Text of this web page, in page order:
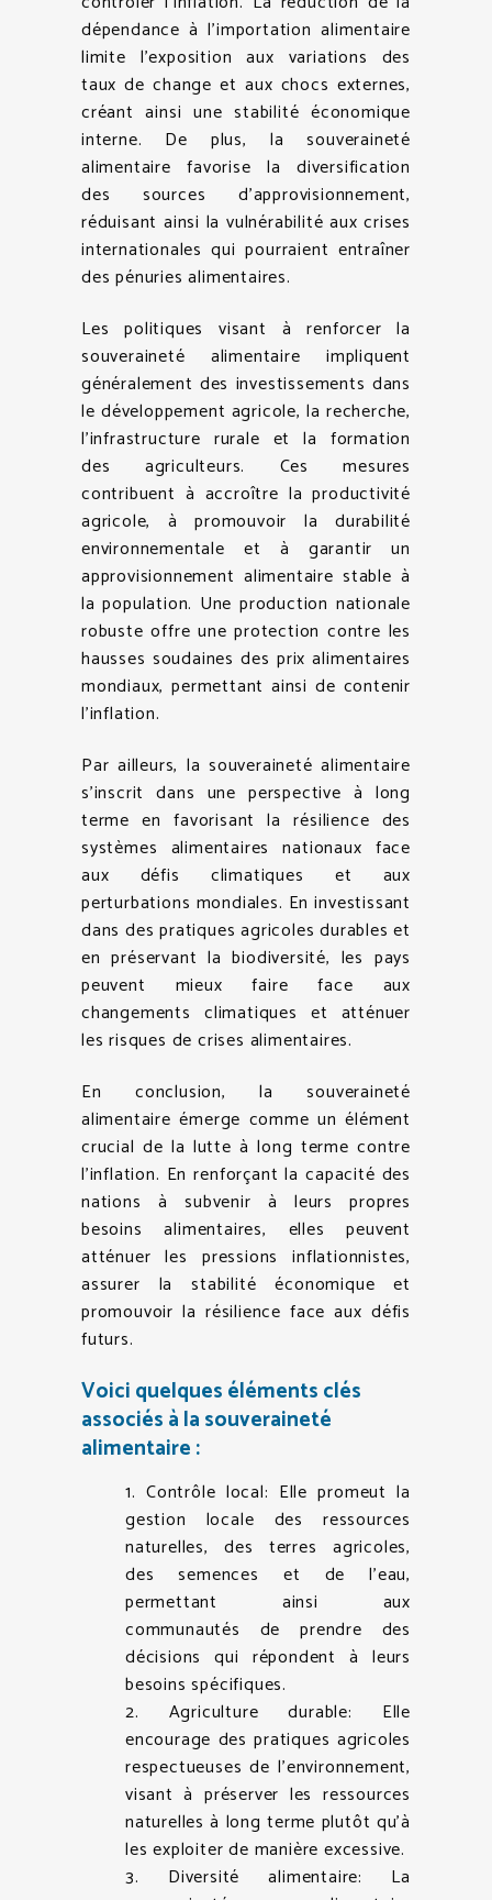
dépendance à l’importation alimentaire
limite l’exposition aux variations des
taux de change et aux chocs externes,
créant ainsi une stabilité économique
interne. De plus, la souveraineté
alimentaire favorise la diversification
des sources d’approvisionnement,
réduisant ainsi la vulnérabilité aux crises
internationales qui pourraient entraîner
des pénuries alimentaires.
Les politiques visant à renforcer la
souveraineté alimentaire impliquent
généralement des investissements dans
le développement agricole, la recherche,
l’infrastructure rurale et la formation
des agriculteurs. Ces mesures
contribuent à accroître la productivité
agricole, à promouvoir la durabilité
environnementale et à garantir un
approvisionnement alimentaire stable à
la population. Une production nationale
robuste offre une protection contre les
hausses soudaines des prix alimentaires
mondiaux, permettant ainsi de contenir
l’inflation.
Par ailleurs, la souveraineté alimentaire
s’inscrit dans une perspective à long
terme en favorisant la résilience des
systèmes alimentaires nationaux face
aux défis climatiques et aux
perturbations mondiales. En investissant
dans des pratiques agricoles durables et
en préservant la biodiversité, les pays
peuvent mieux faire face aux
changements climatiques et atténuer
les risques de crises alimentaires.
En conclusion, la souveraineté
alimentaire émerge comme un élément
crucial de la lutte à long terme contre
l’inflation. En renforçant la capacité des
nations à subvenir à leurs propres
besoins alimentaires, elles peuvent
atténuer les pressions inflationnistes,
assurer la stabilité économique et
promouvoir la résilience face aux défis
futurs.
Voici quelques éléments clés
associés à la souveraineté
alimentaire :
1. Contrôle local: Elle promeut la
gestion locale des ressources
naturelles, des terres agricoles,
des semences et de l’eau,
permettant ainsi aux
communautés de prendre des
décisions qui répondent à leurs
besoins spécifiques.
2. Agriculture durable: Elle
encourage des pratiques agricoles
respectueuses de l’environnement,
visant à préserver les ressources
naturelles à long terme plutôt qu’à
les exploiter de manière excessive.
3. Diversité alimentaire: La